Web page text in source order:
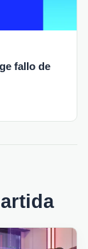
fallo de